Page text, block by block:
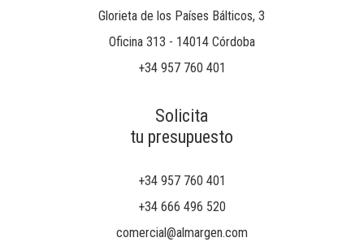
Glorieta de los Países Bálticos, 3
Oficina 313 - 14014 Córdoba
+34 957 760 401
Solicita
tu presupuesto
+34 957 760 401
+34 666 496 520
comercial@almargen.com